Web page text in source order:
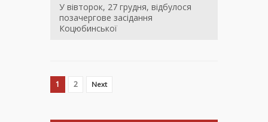
У вівторок, 27 грудня, відбулося
позачергове засідання
Коцюбинської
1 2 Next